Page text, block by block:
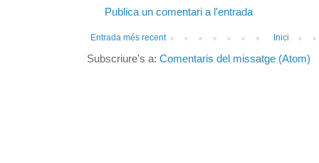
Publica un comentari a l'entrada
Entrada més recent Inici
Subscriure's a: Comentaris del missatge (Atom)